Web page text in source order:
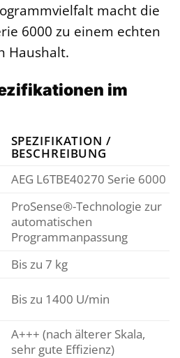
macht die
6000 zu einem echten
Haushalt.
im
SPEZIFIKATION /
BESCHREIBUNG
AEG L6TBE40270 Serie 6000
ProSense®-Technologie zur
automatischen
Programmanpassung
Bis zu 7 kg
Bis zu 1400 U/min
A+++ (nach älterer Skala,
sehr gute Effizienz)